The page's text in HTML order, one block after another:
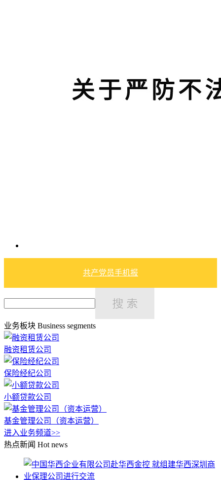
共产党员手机报
业务板块 Business segments
融资租赁公司
保险经纪公司
小额贷款公司
基金管理公司（资本运营）
进入业务频道>>
热点新闻 Hot news